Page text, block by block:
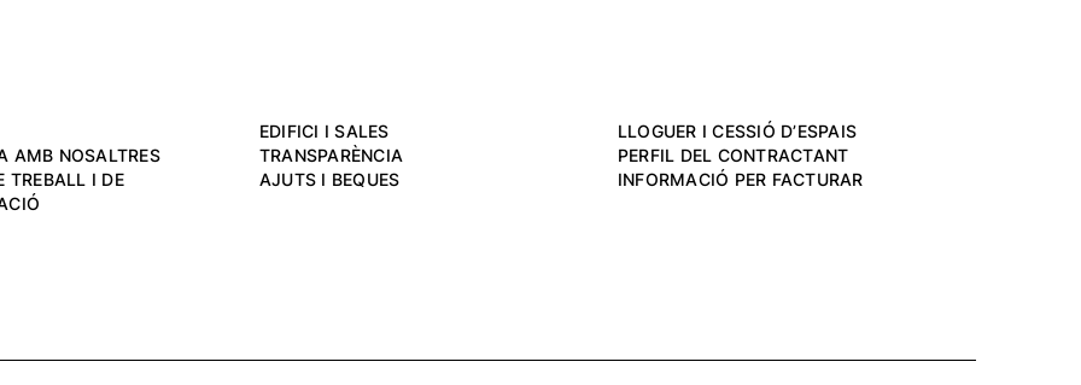
EDIFICI I SALES
LLOGUER I CESSIÓ D’ESPAIS
AMB NOSALTRES
TRANSPARÈNCIA
PERFIL DEL CONTRACTANT
TREBALL I DE
AJUTS I BEQUES INFORMACIÓ PER FACTURAR